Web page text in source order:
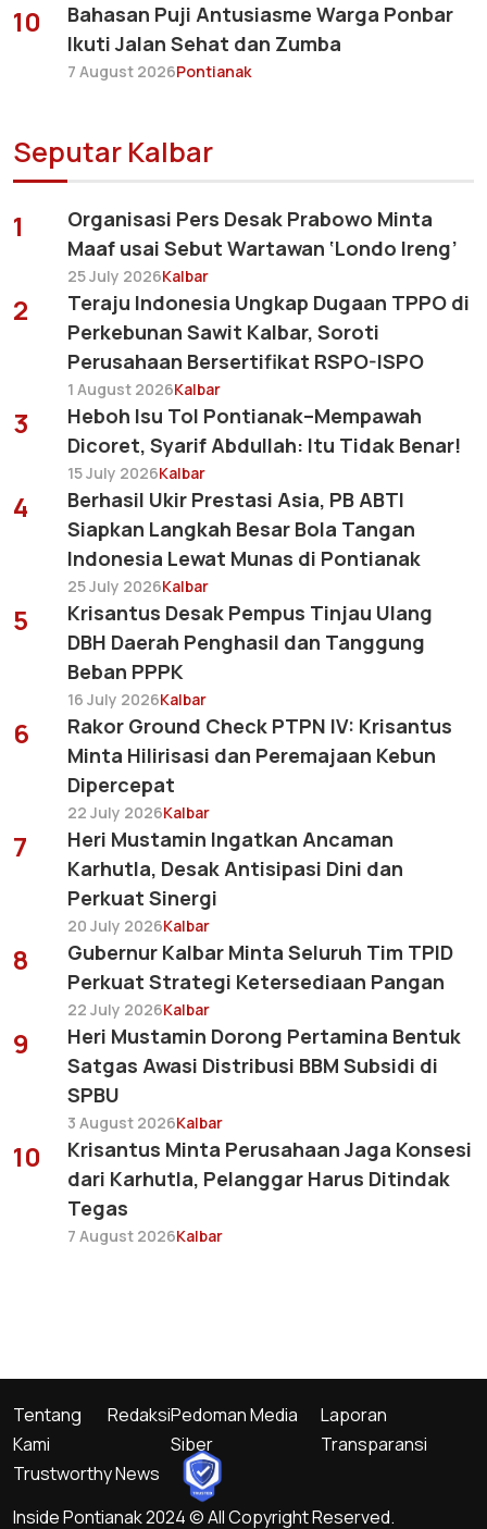
10
Bahasan Puji Antusiasme Warga Ponbar
Ikuti Jalan Sehat dan Zumba
7 August 2026Pontianak
Seputar Kalbar
1
Organisasi Pers Desak Prabowo Minta
Maaf usai Sebut Wartawan ‘Londo Ireng’
25 July 2026Kalbar
2
Teraju Indonesia Ungkap Dugaan TPPO di
Perkebunan Sawit Kalbar, Soroti
Perusahaan Bersertifikat RSPO-ISPO
1 August 2026Kalbar
3
Heboh Isu Tol Pontianak–Mempawah
Dicoret, Syarif Abdullah: Itu Tidak Benar!
15 July 2026Kalbar
4
Berhasil Ukir Prestasi Asia, PB ABTI
Siapkan Langkah Besar Bola Tangan
Indonesia Lewat Munas di Pontianak
25 July 2026Kalbar
5
Krisantus Desak Pempus Tinjau Ulang
DBH Daerah Penghasil dan Tanggung
Beban PPPK
16 July 2026Kalbar
6
Rakor Ground Check PTPN IV: Krisantus
Minta Hilirisasi dan Peremajaan Kebun
Dipercepat
22 July 2026Kalbar
7
Heri Mustamin Ingatkan Ancaman
Karhutla, Desak Antisipasi Dini dan
Perkuat Sinergi
20 July 2026Kalbar
8
Gubernur Kalbar Minta Seluruh Tim TPID
Perkuat Strategi Ketersediaan Pangan
22 July 2026Kalbar
9
Heri Mustamin Dorong Pertamina Bentuk
Satgas Awasi Distribusi BBM Subsidi di
SPBU
3 August 2026Kalbar
10
Krisantus Minta Perusahaan Jaga Konsesi
dari Karhutla, Pelanggar Harus Ditindak
Tegas
7 August 2026Kalbar
Inside Pontianak 2024 © All Copyright Reserved.
Trustworthy News
Tentang
Kami
RedaksiPedoman Media
Siber
Laporan
Transparansi